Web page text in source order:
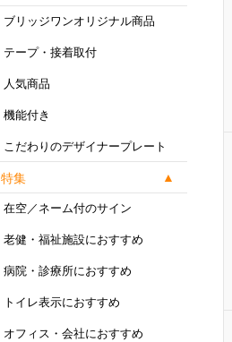
ブリッジワンオリジナル商品
テープ・接着取付
人気商品
機能付き
こだわりのデザイナープレート
特集
在空／ネーム付のサイン
老健・福祉施設におすすめ
病院・診療所におすすめ
トイレ表示におすすめ
オフィス・会社におすすめ